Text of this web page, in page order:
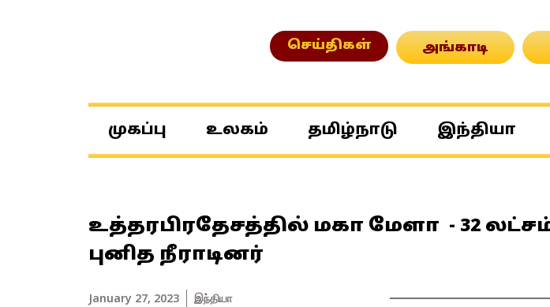
செய்திகள் அங்காடி
முகப்பு உலகம் தமிழ்நாடு இந்தியா
உத்தரபிரதேசத்தில் மகா மேளா - 32
புனித நீராடினர்
January 27, 2023 இந்தியா